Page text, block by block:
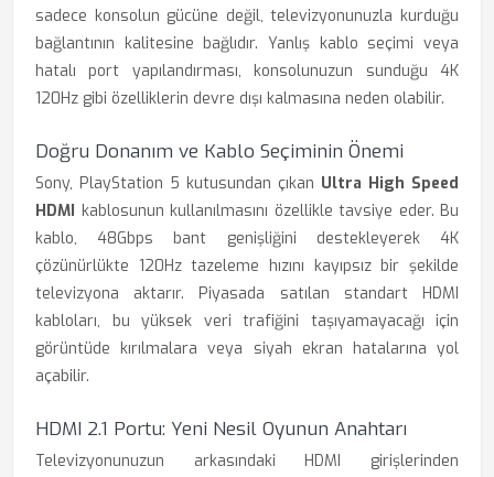
sadece konsolun gücüne değil, televizyonunuzla kurduğu
bağlantının kalitesine bağlıdır. Yanlış kablo seçimi veya
hatalı port yapılandırması, konsolunuzun sunduğu 4K
120Hz gibi özelliklerin devre dışı kalmasına neden olabilir.
Doğru Donanım ve Kablo Seçiminin Önemi
Sony, PlayStation 5 kutusundan çıkan Ultra High Speed
HDMI kablosunun kullanılmasını özellikle tavsiye eder. Bu
kablo, 48Gbps bant genişliğini destekleyerek 4K
çözünürlükte 120Hz tazeleme hızını kayıpsız bir şekilde
televizyona aktarır. Piyasada satılan standart HDMI
kabloları, bu yüksek veri trafiğini taşıyamayacağı için
görüntüde kırılmalara veya siyah ekran hatalarına yol
açabilir.
HDMI 2.1 Portu: Yeni Nesil Oyunun Anahtarı
Televizyonunuzun arkasındaki HDMI girişlerinden